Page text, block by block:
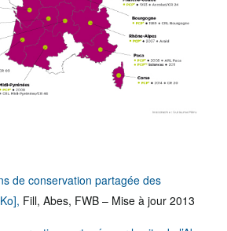
de conservation partagée des
Fill, Abes, FWB – Mise à jour 2013